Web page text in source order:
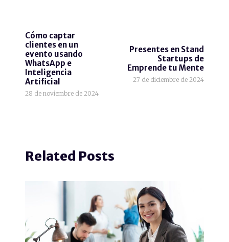
Cómo captar
clientes en un
evento usando
WhatsApp e
Inteligencia
Artificial
28 de noviembre de 2024
Presentes en Stand
Startups de
Emprende tu Mente
27 de diciembre de 2024
Related Posts